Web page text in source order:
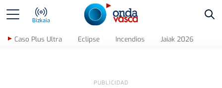
Bizkaia
Caso Plus Ultra Eclipse Incendios Jaiak 2026